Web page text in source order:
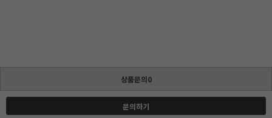
상품문의0
문의하기